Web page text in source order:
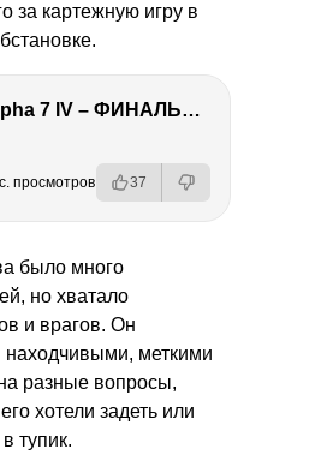
за картежную игру в
Sony Alpha 7 IV – ФИНАЛЬНЫЙ ОБЗОР
просмотров 37
было много
но хватало
и врагов. Он
находчивыми, меткими
разные вопросы,
хотели задеть или
тупик.